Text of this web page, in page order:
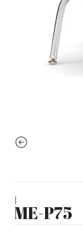
|
ME-P75